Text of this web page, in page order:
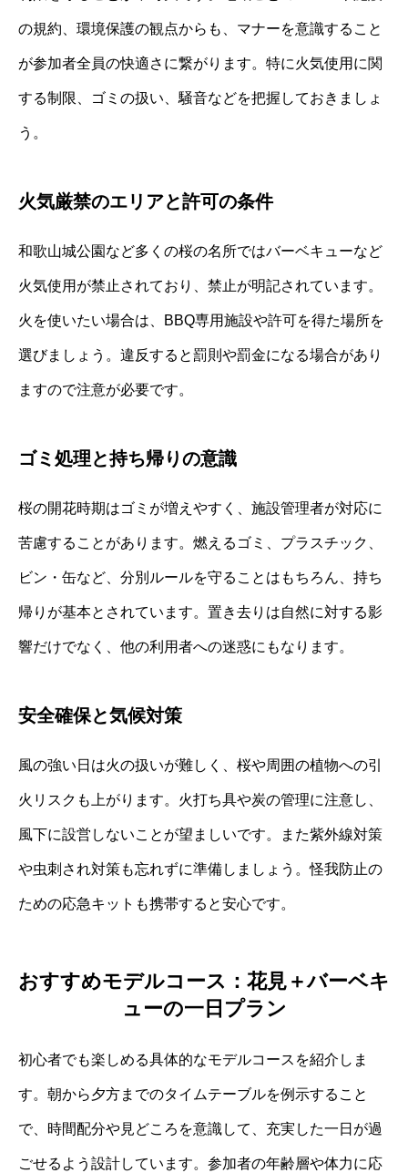
の規約、環境保護の観点からも、マナーを意識すること
が参加者全員の快適さに繋がります。特に火気使用に関
する制限、ゴミの扱い、騒音などを把握しておきましょ
う。
火気厳禁のエリアと許可の条件
和歌山城公園など多くの桜の名所ではバーベキューなど
火気使用が禁止されており、禁止が明記されています。
火を使いたい場合は、BBQ専用施設や許可を得た場所を
選びましょう。違反すると罰則や罰金になる場合があり
ますので注意が必要です。
ゴミ処理と持ち帰りの意識
桜の開花時期はゴミが増えやすく、施設管理者が対応に
苦慮することがあります。燃えるゴミ、プラスチック、
ビン・缶など、分別ルールを守ることはもちろん、持ち
帰りが基本とされています。置き去りは自然に対する影
響だけでなく、他の利用者への迷惑にもなります。
安全確保と気候対策
風の強い日は火の扱いが難しく、桜や周囲の植物への引
火リスクも上がります。火打ち具や炭の管理に注意し、
風下に設営しないことが望ましいです。また紫外線対策
や虫刺され対策も忘れずに準備しましょう。怪我防止の
ための応急キットも携帯すると安心です。
おすすめモデルコース：花見＋バーベキ
ューの一日プラン
初心者でも楽しめる具体的なモデルコースを紹介しま
す。朝から夕方までのタイムテーブルを例示すること
で、時間配分や見どころを意識して、充実した一日が過
ごせるよう設計しています。参加者の年齢層や体力に応